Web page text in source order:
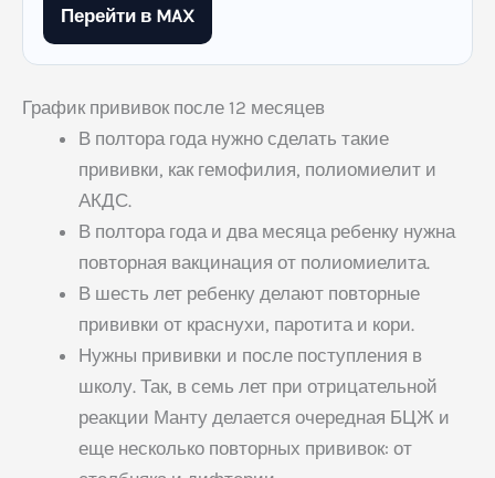
Перейти в MAX
График прививок после 12 месяцев
В полтора года нужно сделать такие
прививки, как гемофилия, полиомиелит и
АКДС.
В полтора года и два месяца ребенку нужна
повторная вакцинация от полиомиелита.
В шесть лет ребенку делают повторные
прививки от краснухи, паротита и кори.
Нужны прививки и после поступления в
школу. Так, в семь лет при отрицательной
реакции Манту делается очередная БЦЖ и
еще несколько повторных прививок: от